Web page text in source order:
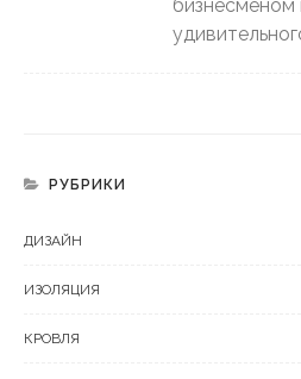
бизнесменом
РУБРИКИ
ДИЗАЙН
ИЗОЛЯЦИЯ
КРОВЛЯ